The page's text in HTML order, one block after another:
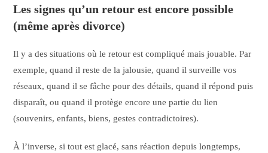
Les signes qu’un retour est encore possible
(même après divorce)
Il y a des situations où le retour est compliqué mais jouable. Par
exemple, quand il reste de la jalousie, quand il surveille vos
réseaux, quand il se fâche pour des détails, quand il répond puis
disparaît, ou quand il protège encore une partie du lien
(souvenirs, enfants, biens, gestes contradictoires).
À l’inverse, si tout est glacé, sans réaction depuis longtemps,